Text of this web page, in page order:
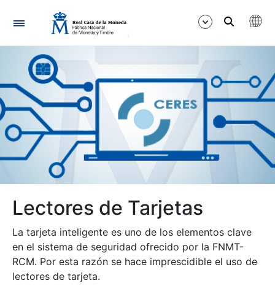
Navegación
Mostrar/Ocultar
Mostrar/Ocultar
Mostrar/Ocultar
Mostrar/Ocultar
Mostrar/Ocultar
Lectores de Tarjetas
La tarjeta inteligente es uno de los elementos clave
en el sistema de seguridad ofrecido por la FNMT-
RCM. Por esta razón se hace imprescidible el uso de
lectores de tarjeta.